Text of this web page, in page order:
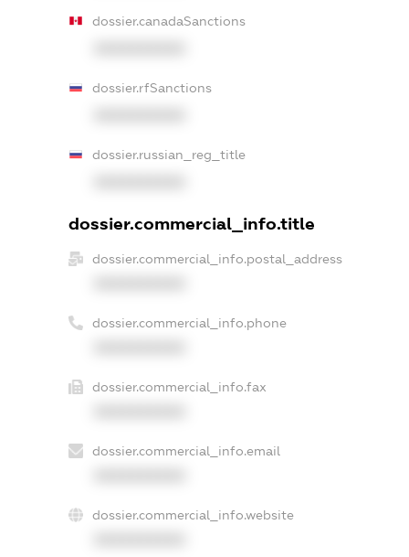
dossier.canadaSanctions
dossier.rfSanctions
dossier.russian_reg_title
dossier.commercial_info.title
dossier.commercial_info.postal_address
dossier.commercial_info.phone
dossier.commercial_info.fax
dossier.commercial_info.email
dossier.commercial_info.website